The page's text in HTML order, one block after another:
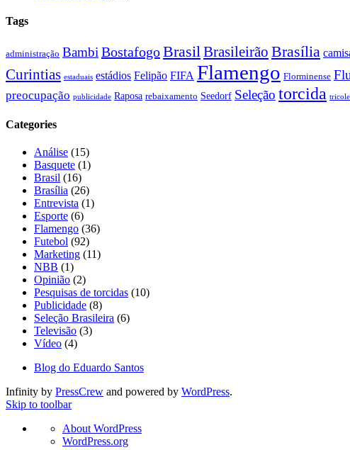
Tags
administração Bambi BostafogoBrasil Brasileirão Brasília
Curintias estaduais estádios Felipão FIFA Flamengo Florminense
preocupação publicidade Raposa rebaixamento Seedorf Seleção torcida
Categories
Análise (15)
Basquete (1)
Brasil (16)
Brasília (26)
Entrevista (1)
Esporte (6)
Flamengo (36)
Futebol (92)
Marketing (11)
NBB (1)
Opinião (2)
Pesquisas de torcidas (10)
Publicidade (8)
Seleção Brasileira (6)
Televisão (3)
Vídeo (4)
Blog do Eduardo Santos
Infinity by PressCrew and powered by WordPress.
Skip to toolbar
About
WordPress
About WordPress
WordPress.org